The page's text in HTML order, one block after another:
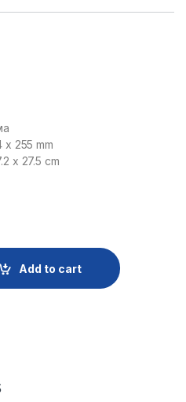
x 255 mm
x 27.5 cm
FABBYGO TRF203 quantity
Add to cart